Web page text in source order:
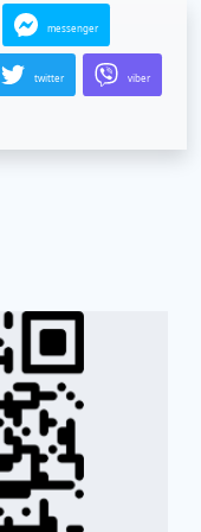
messenger
twitter viber